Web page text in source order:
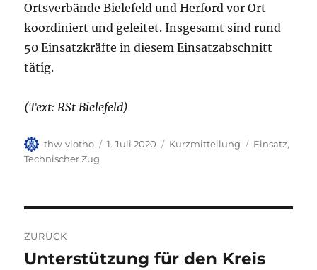
Ortsverbände Bielefeld und Herford vor Ort
koordiniert und geleitet. Insgesamt sind rund
50 Einsatzkräfte in diesem Einsatzabschnitt
tätig.
(Text: RSt Bielefeld)
Autor
thw-vlotho
Veröffentlicht
1. Juli 2020 Format
Kurzmitteilung Kategorien
Einsatz,
Technischer Zug
ZURÜCK
Vorheriger
Unterstützung für den Kreis